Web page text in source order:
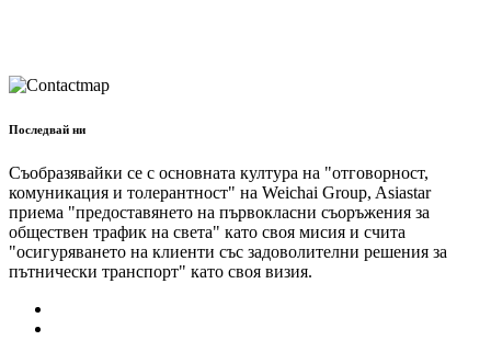
Последвай ни
Съобразявайки се с основната култура на "отговорност,
комуникация и толерантност" на Weichai Group, Asiastar
приема "предоставянето на първокласни съоръжения за
обществен трафик на света" като своя мисия и счита
"осигуряването на клиенти със задоволителни решения за
пътнически транспорт" като своя визия.